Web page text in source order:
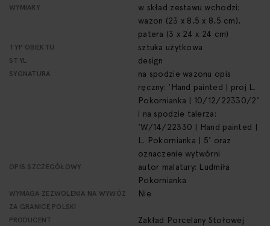
WYMIARY
w skład zestawu wchodzi:
wazon (23 x 8,5 x 8,5 cm),
patera (3 x 24 x 24 cm)
TYP OBIEKTU sztuka użytkowa
STYL design
SYGNATURA
na spodzie wazonu opis
ręczny: 'Hand painted | proj L.
Pokornianka | 10/12/22330/2'
i na spodzie talerza:
'W/14/22330 | Hand painted |
L. Pokornianka | 5' oraz
oznaczenie wytwórni
OPIS SZCZEGÓŁOWY
autor malatury: Ludmiła
Pokornianka
WYMAGA ZEZWOLENIA NA WYWÓZ
ZA GRANICĘ POLSKI
Nie
PRODUCENT
Zakład Porcelany Stołowej